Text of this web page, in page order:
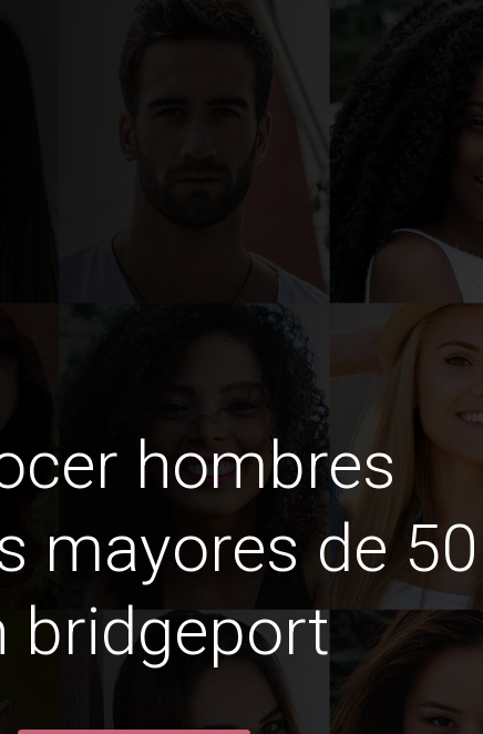
hombres
mayores de 50
bridgeport